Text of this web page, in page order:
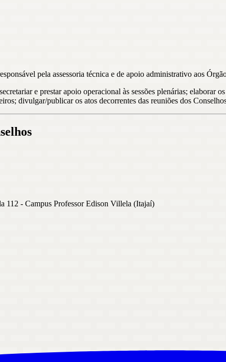
pela assessoria técnica e de apoio administrativo aos
e prestar apoio operacional às sessões plenárias; elaborar
divulgar/publicar os atos decorrentes das reuniões dos
112 - Campus Professor Edison Villela (Itajaí)